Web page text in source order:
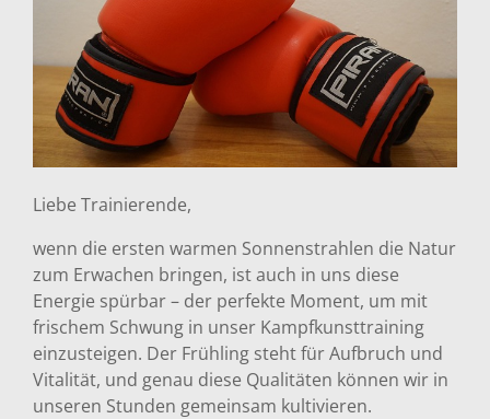
Liebe Trainierende,
wenn die ersten warmen Sonnenstrahlen die Natur
zum Erwachen bringen, ist auch in uns diese
Energie spürbar – der perfekte Moment, um mit
frischem Schwung in unser Kampfkunsttraining
einzusteigen. Der Frühling steht für Aufbruch und
Vitalität, und genau diese Qualitäten können wir in
unseren Stunden gemeinsam kultivieren.